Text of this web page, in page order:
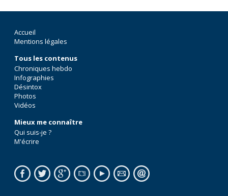
Accueil
Mentions légales
Tous les contenus
Chroniques hebdo
Infographies
Désintox
Photos
Vidéos
Mieux me connaître
Qui suis-je ?
M'écrire